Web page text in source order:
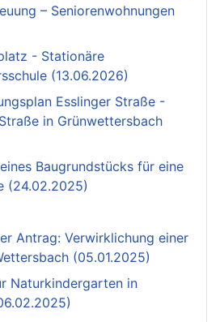
– Seniorenwohnungen
- Stationäre
(13.06.2026)
Esslinger Straße -
in Grünwettersbach
Baugrundstücks für eine
(24.02.2025)
Antrag: Verwirklichung einer
(05.01.2025)
Naturkindergarten in